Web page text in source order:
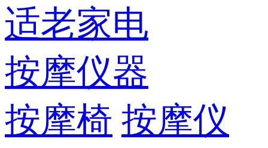
适老家电
按摩仪器
按摩椅 按摩仪